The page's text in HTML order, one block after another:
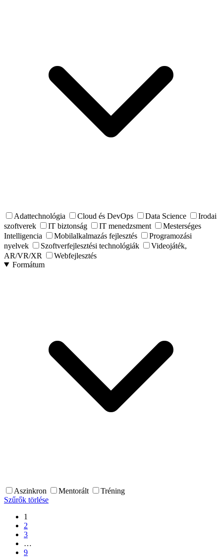
Adattechnológia Cloud és DevOps Data Science
Irodai
szoftverek
IT biztonság IT menedzsment
Mesterséges
Intelligencia
Mobilalkalmazás fejlesztés
Programozási
nyelvek
Szoftverfejlesztési technológiák
Videojáték,
AR/VR/XR
Webfejlesztés
Formátum
Aszinkron Mentorált
Tréning
Szűrők törlése
1
2
3
…
9